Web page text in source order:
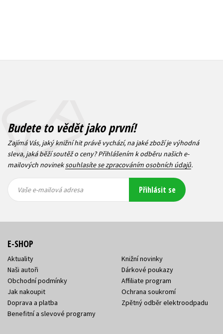
Budete to vědět jako první!
Zajímá Vás, jaký knižní hit právě vychází, na jaké zboží je výhodná
sleva, jaká běží soutěž o ceny? Přihlášením k odběru našich e-
mailových novineksouhlasíte se zpracováním osobních údajů.
mailová
mailová
Vaše e-mailová adresa Přihlásit se
E-SHOP
Aktuality
Naši autoři
Obchodní podmínky
Jak nakoupit
Doprava a platba
Benefitní a slevové programy
Knižní novinky
Dárkové poukazy
Affiliate program
Ochrana soukromí
Zpětný odběr elektroodpadu